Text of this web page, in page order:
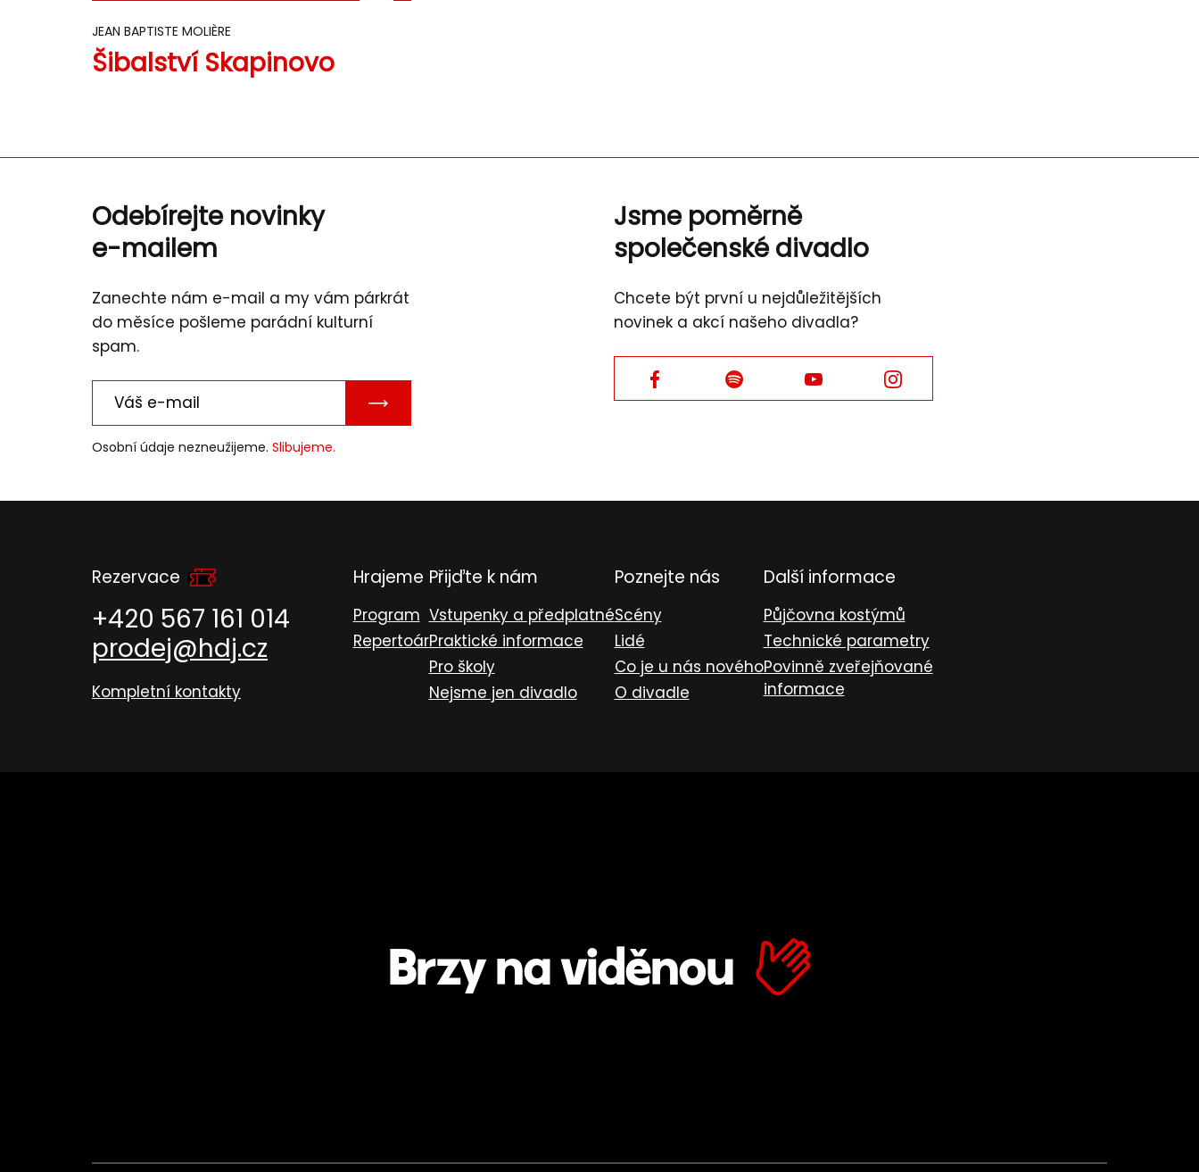
JEAN BAPTISTE MOLIÈRE
Šibalství Skapinovo
Odebírejte novinky
e-mailem
Zanechte nám e-mail a my vám párkrát
do měsíce pošleme parádní kulturní
spam.
POTVRDIT
E-
Osobní údaje nezneužijeme. Slibujeme.
Jsme poměrně
společenské divadlo
Chcete být první u nejdůležitějších
novinek a akcí našeho divadla?
Facebook Facebook Facebook Facebook
Rezervace
+420 567 161 014
prodej@hdj.cz
Kompletní kontakty
Hrajeme
Program
Repertoár
Přijďte k nám
Vstupenky a předplatné
Praktické informace
Pro školy
Nejsme jen divadlo
Poznejte nás
Scény
Lidé
Co je u nás nového
O divadle
Další informace
Půjčovna kostýmů
Technické parametry
Povinně zveřejňované
informace
Brzy na viděnou